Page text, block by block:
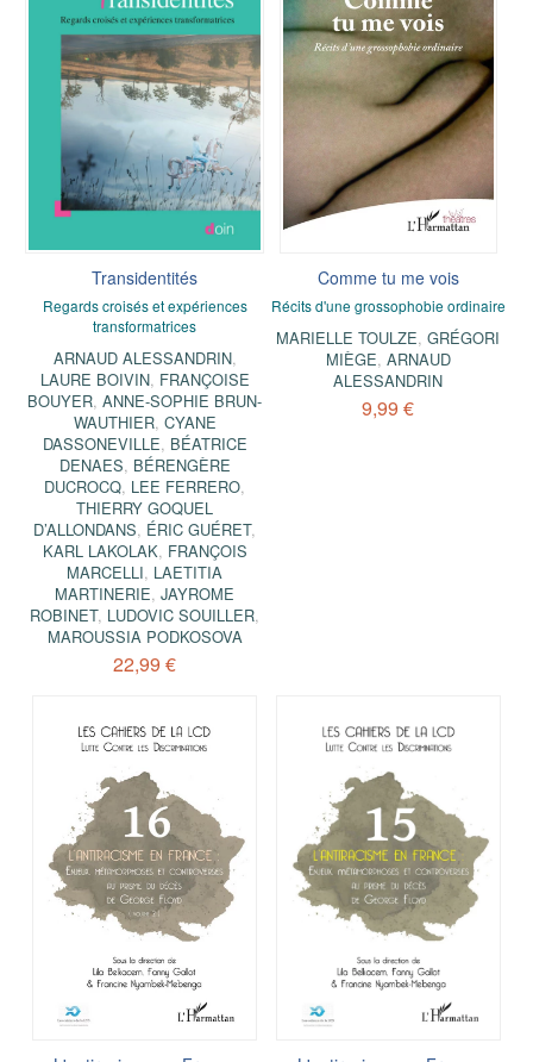
Transidentités
Regards croisés et expériences
transformatrices
ARNAUD ALESSANDRIN,
LAURE BOIVIN, FRANÇOISE
BOUYER,ANNE-SOPHIE BRUN-
WAUTHIER, CYANE
DASSONEVILLE, BÉATRICE
DENAES, BÉRENGÈRE
DUCROCQ, LEE FERRERO,
THIERRY GOQUEL
D’ALLONDANS, ÉRIC GUÉRET,
KARL LAKOLAK, FRANÇOIS
MARCELLI, LAETITIA
MARTINERIE,JAYROME
ROBINET, LUDOVIC SOUILLER,
MAROUSSIA PODKOSOVA
22,99 €
Comme tu me vois
Récits d'une grossophobie ordinaire
MARIELLE TOULZE,GRÉGORI
MIÈGE, ARNAUD
ALESSANDRIN
9,99 €